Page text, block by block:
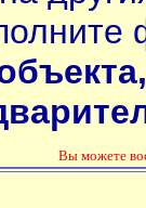
Вы можете